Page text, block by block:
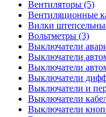
Вентиляторы (5)
Вентиляционные
Вилки
Вольтметры (3)
Выключатели
Выключатели
Выключатели
Выключатели
Выключатели и
Выключатели
Выключатели